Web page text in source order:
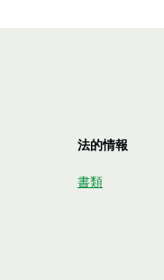
法的情報
書類